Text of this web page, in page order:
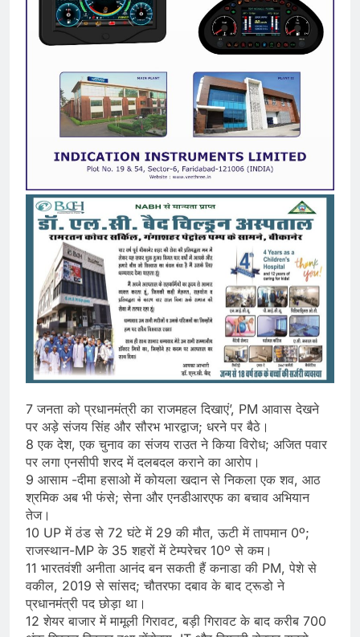
7 जनता को प्रधानमंत्री का राजमहल दिखाएं’, PM आवास देखने
पर अड़े संजय सिंह और सौरभ भारद्वाज; धरने पर बैठे।
8 एक देश, एक चुनाव का संजय राउत ने किया विरोध; अजित पवार
पर लगा एनसीपी शरद में दलबदल कराने का आरोप।
9 आसाम -दीमा हसाओ में कोयला खदान से निकला एक शव, आठ
श्रमिक अब भी फंसे; सेना और एनडीआरएफ का बचाव अभियान
तेज।
10 UP में ठंड से 72 घंटे में 29 की मौत, ऊटी में तापमान 0º;
राजस्थान-MP के 35 शहरों में टेम्परेचर 10º से कम।
11 भारतवंशी अनीता आनंद बन सकती हैं कनाडा की PM, पेशे से
वकील, 2019 से सांसद; चौतरफा दबाव के बाद ट्रूडो ने
प्रधानमंत्री पद छोड़ा था।
12 शेयर बाजार में मामूली गिरावट, बड़ी गिरावट के बाद करीब 700